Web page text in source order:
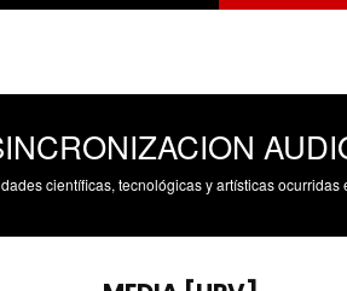
AUDIO Y
tecnológicas y artísticas ocurridas en los tres